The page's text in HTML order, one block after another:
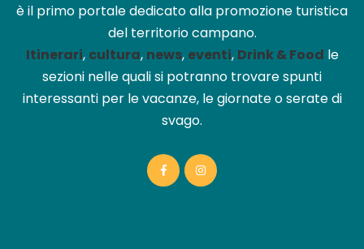
è il primo portale dedicato alla promozione turistica
del territorio campano.
Itinerari, cultura, news, eventi, Drink & Food le
sezioni nelle quali si potranno trovare spunti
interessanti per le vacanze, le giornate o serate di
svago.